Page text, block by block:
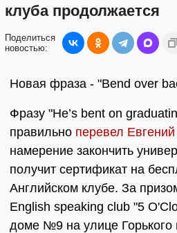
клуба продолжается
Поделиться
новостью:
Новая фраза - "Bend over
Фразу "He’s bent on
правильно перевел Евгений
намерение закончить
получит сертификат на
Английском клубе. За
English speaking club "5
доме №9 на улице